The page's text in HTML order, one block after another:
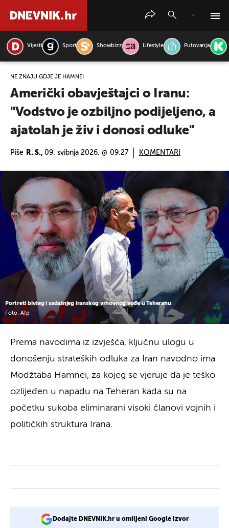
Vijesti Sport Showbizz Lifestyle Putovanja
NE ZNAJU GDJE JE HAMNEI
Američki obavještajci o Iranu:
"Vodstvo je ozbiljno podijeljeno, a
ajatolah je živ i donosi odluke"
Piše R. S., 09. svibnja 2026. @ 09:27 KOMENTARI
Portreti bivšeg i sadašnjeg iranskog vrhovnog vođe u Teheranu
Foto: Afp
Prema navodima iz izvješća, ključnu ulogu u
donošenju strateških odluka za Iran navodno ima
Modžtaba Hamnei, za kojeg se vjeruje da je teško
ozlijeđen u napadu na Teheran kada su na
početku sukoba eliminarani visoki članovi vojnih i
političkih struktura Irana.
Dodajte DNEVNIK.hr u omiljeni Google izvor
PRETRAŽITE VIJESTI